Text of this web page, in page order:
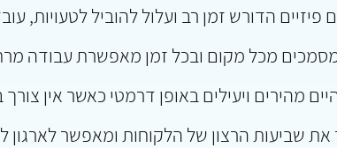
הדורש זמן רב ועלול להוביל
מכל מקום ובכל זמן מאפשרת עבודה
מהירים ויעילים באופן דרמטי כאשר אין
את שביעות הרצון של הלקוחות ומאפשר לארגון